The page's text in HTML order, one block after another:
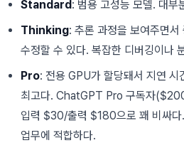
Standard: 범용 고성능 모델. 대부
Thinking: 추론 과정을 보여주면서
수정할 수 있다. 복잡한 디버깅이나
Pro: 전용 GPU가 할당돼서 지연 시
최고다. ChatGPT Pro 구독자
입력 $30/출력 $180으로 꽤 비싸다
업무에 적합하다.